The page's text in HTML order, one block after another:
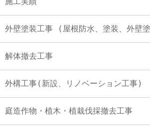
外壁塗装工事 (屋根防水、塗装、外壁
解体撤去工事
外構工事(新設、リノベーション工事)
庭造作物・植木・植栽伐採撤去工事